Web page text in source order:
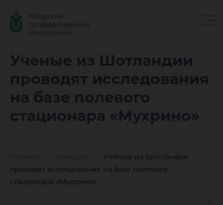
Ученые из Шотландии
проводят исследования
на базе полевого
стационара «Мухрино»
Ученые из Шотландии
проводят исследования на базе полевого
стационара «Мухрино»
Ученые